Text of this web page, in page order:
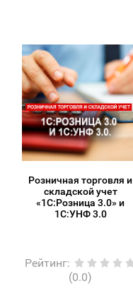
Розничная торговля и
складской учет
«1С:Розница 3.0» и
1С:УНФ 3.0
Рейтинг:
(0.0)